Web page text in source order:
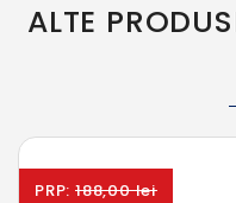
ALTE
PRP: 188,00 lei